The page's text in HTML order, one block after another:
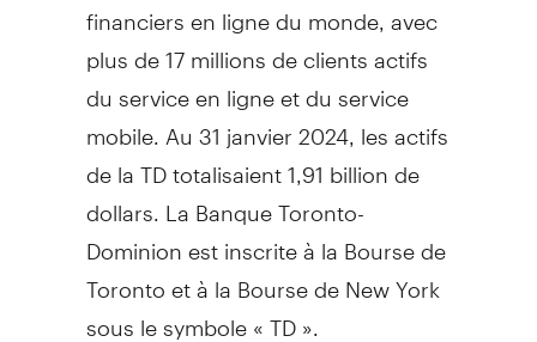
financiers en ligne du monde, avec
plus de 17 millions de clients actifs
du service en ligne et du service
mobile. Au 31 janvier 2024, les actifs
de la TD totalisaient 1,91 billion de
dollars. La Banque Toronto-
Dominion est inscrite à la Bourse de
Torontoet à la Bourse deNew York
sous le symbole « TD ».